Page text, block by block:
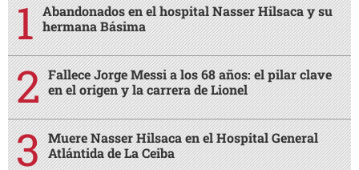
Abandonados en el hospital Nasser Hilsaca y su
hermana Básima
Fallece Jorge Messi a los 68 años: el pilar clave
en el origen y la carrera de Lionel
Muere Nasser Hilsaca en el Hospital General
Atlántida de La Ceiba